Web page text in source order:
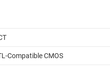
Compatible CMOS